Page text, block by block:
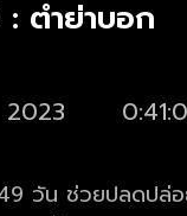
: ตำย่าบอก
2023
วัน ช่วยปลดปล่